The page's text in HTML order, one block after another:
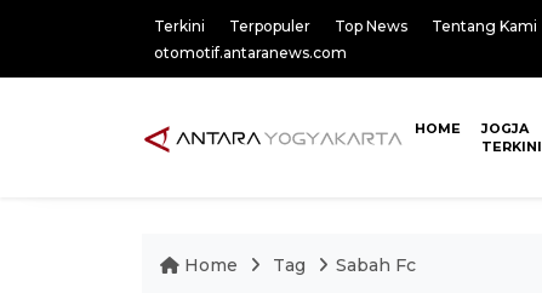
Terkini Terpopuler Top News Tentang Kami
otomotif.antaranews.com
HOME
JOGJA
TERKINI
Home Tag Sabah Fc